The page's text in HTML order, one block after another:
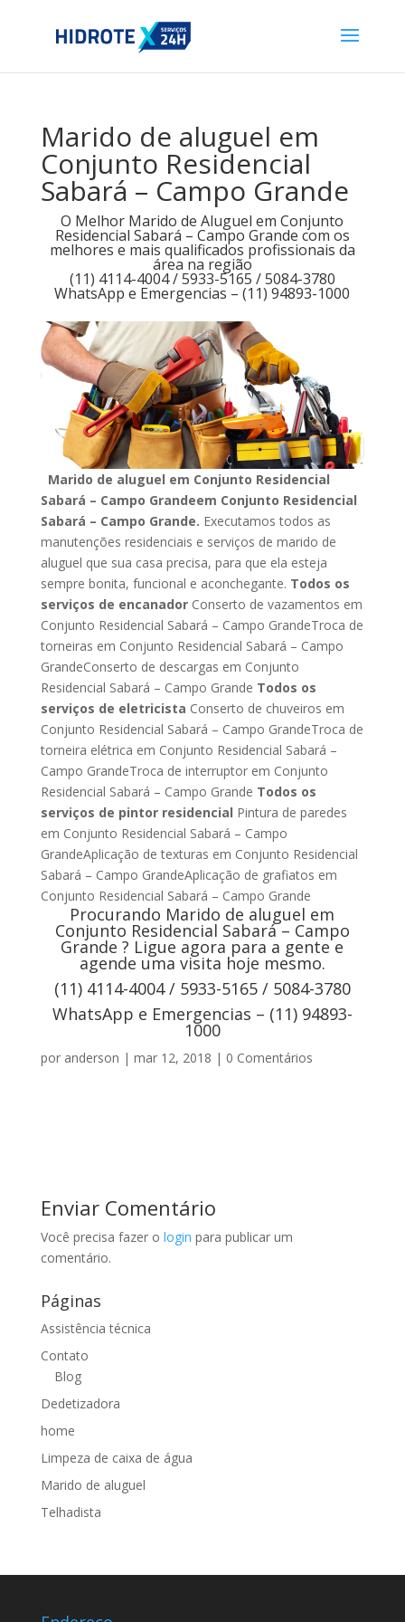
Marido de aluguel em
Conjunto Residencial
Sabará – Campo Grande
O Melhor Marido de Aluguel em Conjunto
Residencial Sabará – Campo Grande com os
melhores e mais qualificados profissionais da
área na região
(11) 4114-4004 / 5933-5165 / 5084-3780
WhatsApp e Emergencias – (11) 94893-1000
Marido de aluguel em Conjunto Residencial
Sabará – Campo Grandeem Conjunto Residencial
Sabará – Campo Grande. Executamos todos as
manutenções residenciais e serviços de marido de
aluguel que sua casa precisa, para que ela esteja
sempre bonita, funcional e aconchegante. Todos os
serviços de encanadorConserto de vazamentos em
Conjunto Residencial Sabará – Campo GrandeTroca de
torneiras em Conjunto Residencial Sabará – Campo
GrandeConserto de descargas em Conjunto
Residencial Sabará – Campo Grande Todos os
serviços de eletricista Conserto de chuveiros em
Conjunto Residencial Sabará – Campo GrandeTroca de
torneira elétrica em Conjunto Residencial Sabará –
Campo GrandeTroca de interruptor em Conjunto
Residencial Sabará – Campo Grande Todos os
serviços de pintor residencial Pintura de paredes
em Conjunto Residencial Sabará – Campo
GrandeAplicação de texturas em Conjunto Residencial
Sabará – Campo GrandeAplicação de grafiatos em
Conjunto Residencial Sabará – Campo Grande
Procurando Marido de aluguel em
Conjunto Residencial Sabará – Campo
Grande ? Ligue agora para a gente e
agende uma visita hoje mesmo.
(11) 4114-4004 / 5933-5165 / 5084-3780
WhatsApp e Emergencias – (11) 94893-
1000
por anderson | mar 12, 2018 | 0 Comentários
Enviar Comentário
Você precisa fazer o login para publicar um
comentário.
Páginas
Assistência técnica
Contato
Blog
Dedetizadora
home
Limpeza de caixa de água
Marido de aluguel
Telhadista